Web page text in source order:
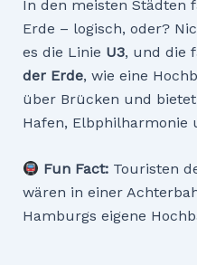
In den meisten Städten
Erde – logisch, oder?
es die Linie U3, und die
der Erde, wie eine
über Brücken und
Hafen, Elbphilharmonie
Fun Fact:Touristen
wären in einer
Hamburgs eigene